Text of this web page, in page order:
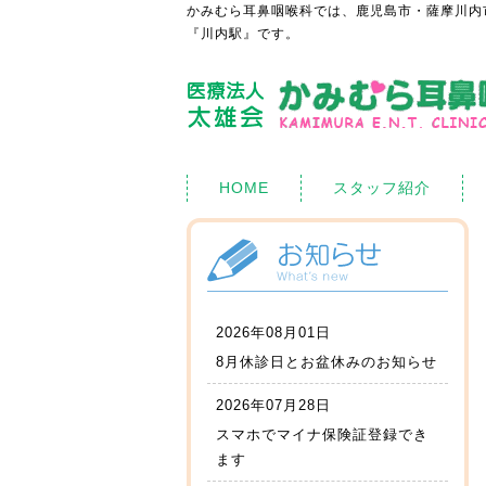
かみむら耳鼻咽喉科では、鹿児島市・薩摩川
『川内駅』です。
HOME スタッフ紹介
2026年08月01日
8月休診日とお盆休みのお知らせ
2026年07月28日
スマホでマイナ保険証登録でき
ます